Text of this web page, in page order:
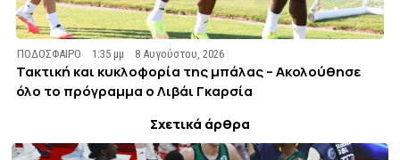
ΠΟΔΟΣΦΑΙΡΟ 1:35 μμ 8 Αυγούστου, 2026
Τακτική και κυκλοφορία της μπάλας – Ακολούθησε
όλο το πρόγραμμα ο Λιβάι Γκαρσία
Σχετικά άρθρα